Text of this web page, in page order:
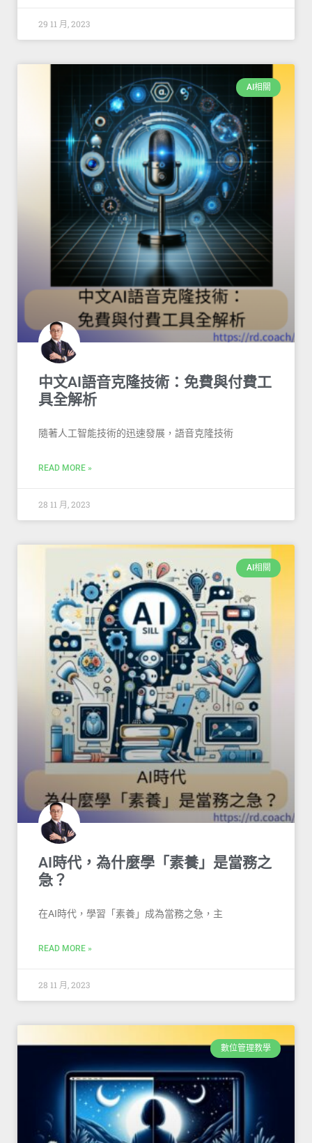
29 11 月, 2023
AI相關
中文AI語音克隆技術：免費與付費工
具全解析
隨著人工智能技術的迅速發展，語音克隆技術
READ MORE »
28 11 月, 2023
AI相關
AI時代，為什麼學「素養」是當務之
急？
在AI時代，學習「素養」成為當務之急，主
READ MORE »
28 11 月, 2023
數位管理教學